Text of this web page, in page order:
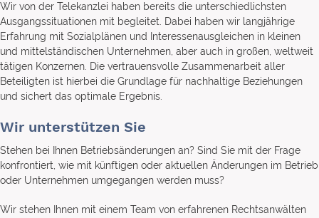
Wir von der Telekanzlei haben bereits die unterschiedlichsten
Ausgangssituationen mit begleitet. Dabei haben wir langjährige
Erfahrung mit Sozialplänen und Interessenausgleichen in kleinen
und mittelständischen Unternehmen, aber auch in großen, weltweit
tätigen Konzernen. Die vertrauensvolle Zusammenarbeit aller
Beteiligten ist hierbei die Grundlage für nachhaltige Beziehungen
und sichert das optimale Ergebnis.
Wir unterstützen Sie
Stehen bei Ihnen Betriebsänderungen an? Sind Sie mit der Frage
konfrontiert, wie mit künftigen oder aktuellen Änderungen im Betrieb
oder Unternehmen umgegangen werden muss?
Wir stehen Ihnen mit einem Team von erfahrenen Rechtsanwälten